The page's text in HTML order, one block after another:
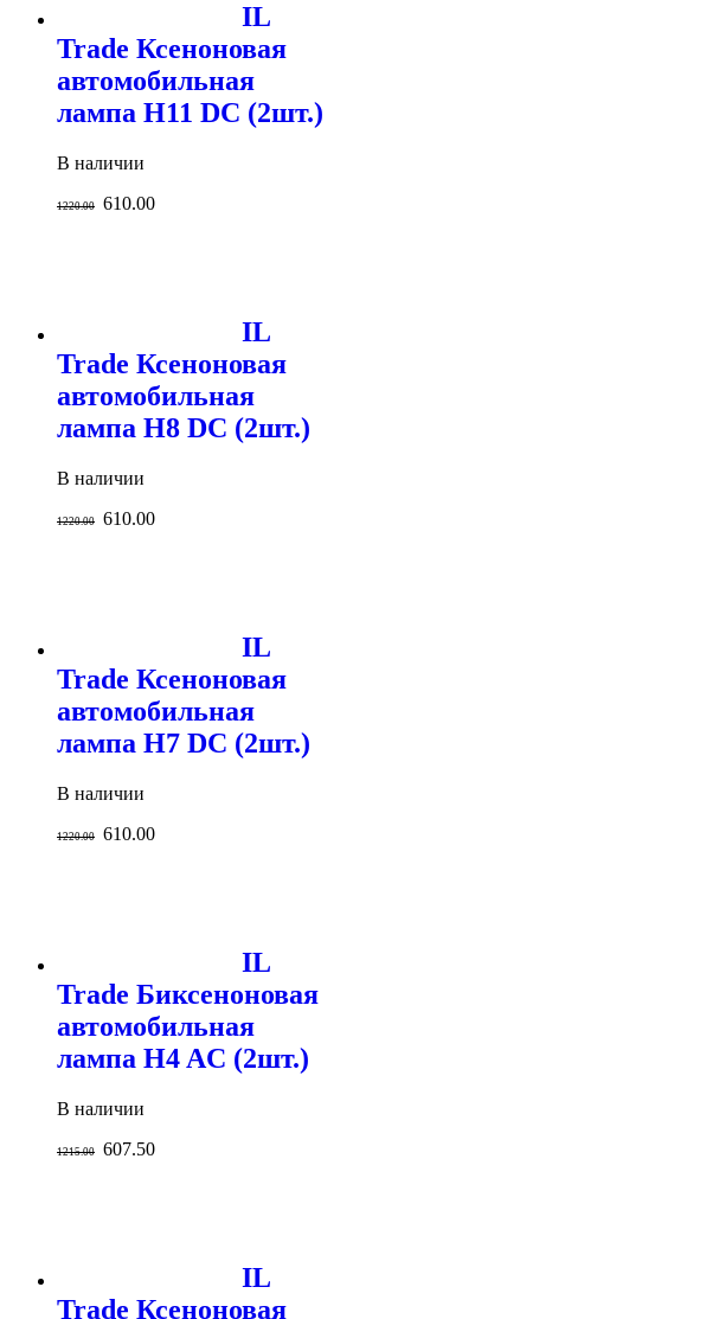
IL
Trade Ксеноновая
автомобильная
лампа H11 DC (2шт.)
В наличии
1220.00 610.00
IL
Trade Ксеноновая
автомобильная
лампа H8 DC (2шт.)
В наличии
1220.00 610.00
IL
Trade Ксеноновая
автомобильная
лампа H7 DC (2шт.)
В наличии
1220.00 610.00
IL
Trade Биксеноновая
автомобильная
лампа H4 AC (2шт.)
В наличии
1215.00 607.50
IL
Trade Ксеноновая